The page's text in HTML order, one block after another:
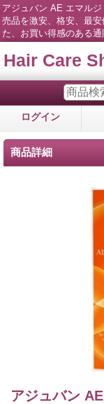
アジュバン AE エマル
売品を激安、格安、最
た、お買い得感のある通
Hair Care
ログイン
商品詳細
アジュバン